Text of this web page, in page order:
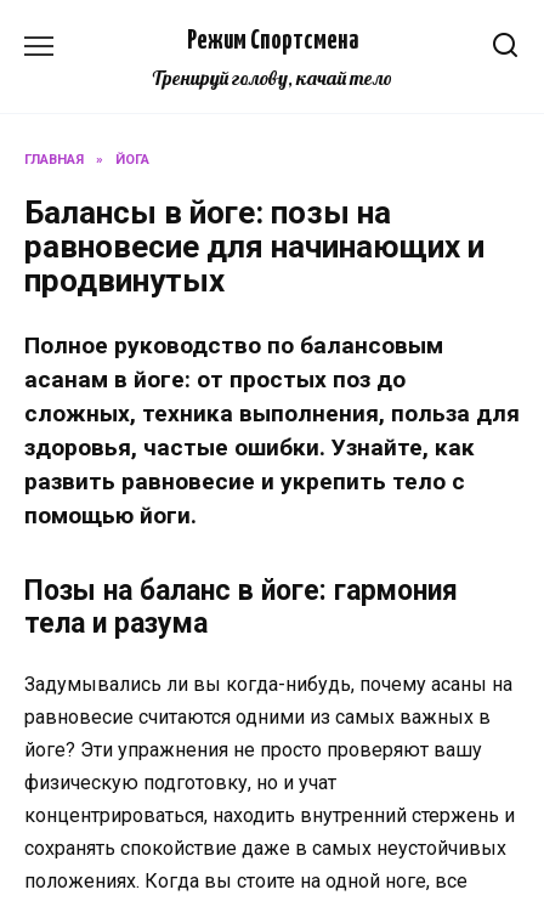
Режим Спортсмена
Тренируй голову, качай тело
ГЛАВНАЯ » ЙОГА
Балансы в йоге: позы на
равновесие для начинающих и
продвинутых
Полное руководство по балансовым
асанам в йоге: от простых поз до
сложных, техника выполнения, польза для
здоровья, частые ошибки. Узнайте, как
развить равновесие и укрепить тело с
помощью йоги.
Позы на баланс в йоге: гармония
тела и разума
Задумывались ли вы когда-нибудь, почему асаны на
равновесие считаются одними из самых важных в
йоге? Эти упражнения не просто проверяют вашу
физическую подготовку, но и учат
концентрироваться, находить внутренний стержень и
сохранять спокойствие даже в самых неустойчивых
положениях. Когда вы стоите на одной ноге, все